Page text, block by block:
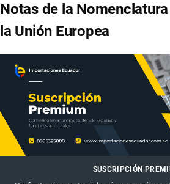
Notas de la
la Unión Europea
SUSCRIPCIÓN